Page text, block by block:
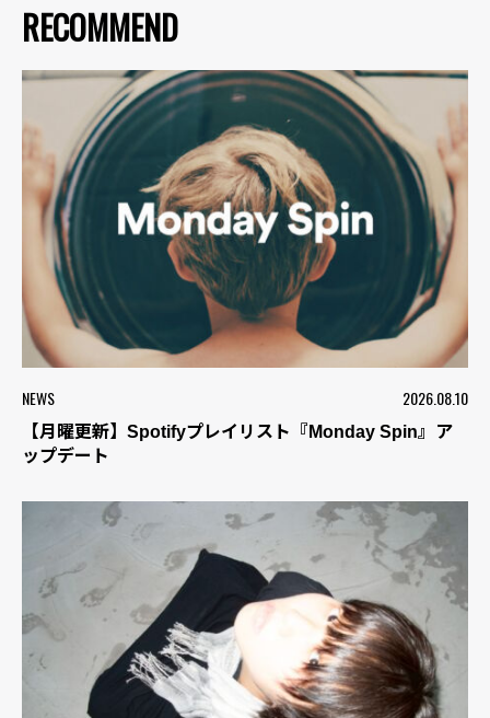
RECOMMEND
NEWS 2026.08.10
【月曜更新】Spotifyプレイリスト『Monday Spin』ア
ップデート